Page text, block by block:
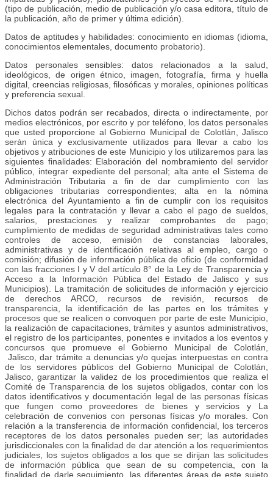
(tipo de publicación, medio de publicación y/o casa editora, título de
la publicación, año de primer y última edición).
Datos de aptitudes y habilidades: conocimiento en idiomas (idioma,
conocimientos elementales, documento probatorio).
Datos personales sensibles: datos relacionados a la salud,
ideológicos, de origen étnico, imagen, fotografía, firma y huella
digital, creencias religiosas, filosóficas y morales, opiniones políticas
y preferencia sexual.
Dichos datos podrán ser recabados, directa o indirectamente, por
medios electrónicos, por escrito y por teléfono, los datos personales
que usted proporcione al Gobierno Municipal de Colotlán, Jalisco
serán única y exclusivamente utilizados para llevar a cabo los
objetivos y atribuciones de este Municipio y los utilizaremos para las
siguientes finalidades: Elaboración del nombramiento del servidor
público, integrar expediente del personal; alta ante el Sistema de
Administración Tributaria a fin de dar cumplimiento con las
obligaciones tributarias correspondientes; alta en la nómina
electrónica del Ayuntamiento a fin de cumplir con los requisitos
legales para la contratación y llevar a cabo el pago de sueldos,
salarios, prestaciones y realizar comprobantes de pago;
cumplimiento de medidas de seguridad administrativas tales como
controles de acceso, emisión de constancias laborales,
administrativas y de identificación relativas al empleo, cargo o
comisión; difusión de información pública de oficio (de conformidad
con las fracciones I y V del artículo 8° de la Ley de Transparencia y
Acceso a la Información Pública del Estado de Jalisco y sus
Municipios). La tramitación de solicitudes de información y ejercicio
de derechos ARCO, recursos de revisión, recursos de
transparencia, la identificación de las partes en los trámites y
procesos que se realicen o convoquen por parte de este Municipio,
la realización de capacitaciones, trámites y asuntos administrativos,
el registro de los participantes, ponentes e invitados a los eventos y
concursos que promueve el Gobierno Municipal de Colotlán,
Jalisco, dar trámite a denuncias y/o quejas interpuestas en contra
de los servidores públicos del Gobierno Municipal de Colotlán,
Jalisco, garantizar la validez de los procedimientos que realiza el
Comité de Transparencia de los sujetos obligados, contar con los
datos identificativos y documentación legal de las personas físicas
que fungen como proveedores de bienes y servicios y La
celebración de convenios con personas físicas y/o morales. Con
relación a la transferencia de información confidencial, los terceros
receptores de los datos personales pueden ser; las autoridades
jurisdiccionales con la finalidad de dar atención a los requerimientos
judiciales, los sujetos obligados a los que se dirijan las solicitudes
de información pública que sean de su competencia, con la
finalidad de darle seguimiento, las diferentes áreas de este sujeto